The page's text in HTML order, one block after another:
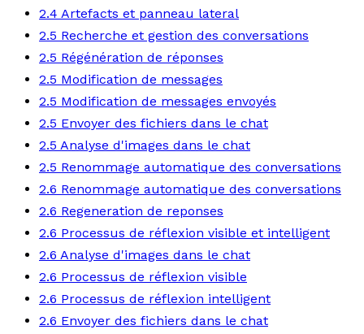
2.4 Artefacts et panneau lateral
2.5 Recherche et gestion des conversations
2.5 Régénération de réponses
2.5 Modification de messages
2.5 Modification de messages envoyés
2.5 Envoyer des fichiers dans le chat
2.5 Analyse d'images dans le chat
2.5 Renommage automatique des conversations
2.6 Renommage automatique des conversations
2.6 Regeneration de reponses
2.6 Processus de réflexion visible et intelligent
2.6 Analyse d'images dans le chat
2.6 Processus de réflexion visible
2.6 Processus de réflexion intelligent
2.6 Envoyer des fichiers dans le chat